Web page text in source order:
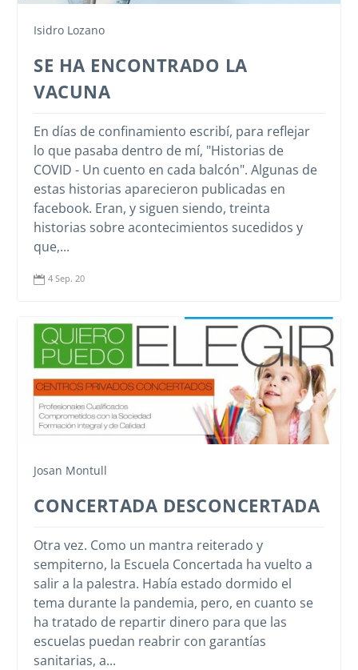
Isidro Lozano
SE HA ENCONTRADO LA
VACUNA
En días de confinamiento escribí, para reflejar
lo que pasaba dentro de mí, "Historias de
COVID - Un cuento en cada balcón". Algunas de
estas historias aparecieron publicadas en
facebook. Eran, y siguen siendo, treinta
historias sobre acontecimientos sucedidos y
que,...
 4 Sep. 20
Josan Montull
CONCERTADA DESCONCERTADA
Otra vez. Como un mantra reiterado y
sempiterno, la Escuela Concertada ha vuelto a
salir a la palestra. Había estado dormido el
tema durante la pandemia, pero, en cuanto se
ha tratado de repartir dinero para que las
escuelas puedan reabrir con garantías
sanitarias, a...